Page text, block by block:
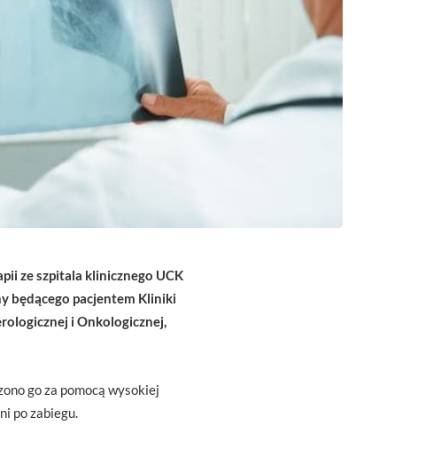
ze szpitala klinicznego UCK
będącego pacjentem Kliniki
i Onkologicznej,
go za pomocą wysokiej
po zabiegu.